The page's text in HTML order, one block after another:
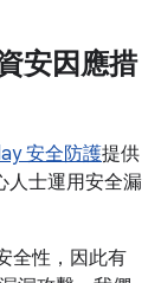
安因應措
安全防護提供
人士運用安全漏
全性，因此有